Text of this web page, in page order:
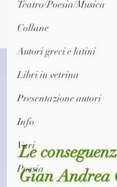
Teatro/Poesia/Musica
Collane
Autori greci e latini
Libri in vetrina
Presentazione autori
Info
Vari
Poesia
Le
Gian Andrea